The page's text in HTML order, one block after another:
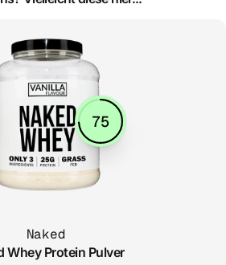
75
Naked
Whey Protein Pulver